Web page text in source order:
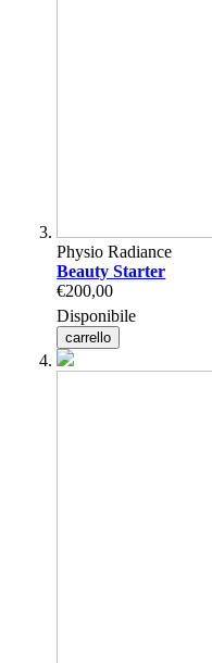
Physio Radiance
Beauty Starter
€200,00
Disponibile
carrello